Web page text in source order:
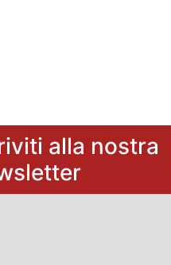
alla nostra